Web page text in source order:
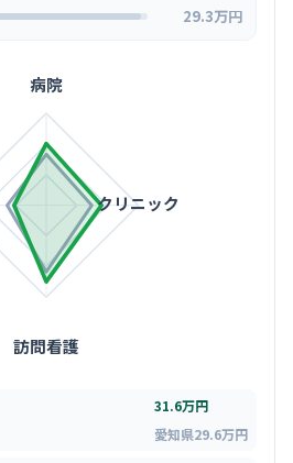
29.3万円
病院
クリニック
訪問看護
31.6万円
愛知県29.6万円